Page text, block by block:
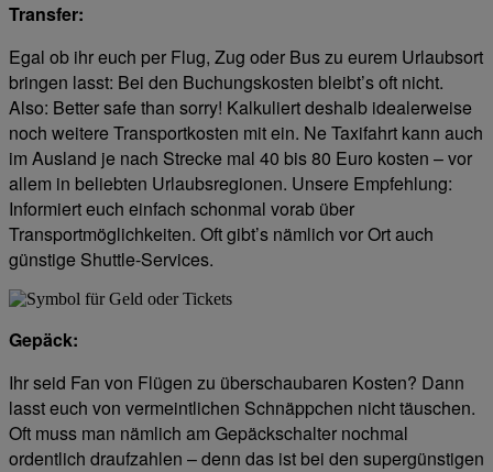
Transfer:
Egal ob ihr euch per Flug, Zug oder Bus zu eurem Urlaubsort
bringen lasst: Bei den Buchungskosten bleibt’s oft nicht.
Also: Better safe than sorry! Kalkuliert deshalb idealerweise
noch weitere Transportkosten mit ein. Ne Taxifahrt kann auch
im Ausland je nach Strecke mal 40 bis 80 Euro kosten – vor
allem in beliebten Urlaubsregionen. Unsere Empfehlung:
Informiert euch einfach schonmal vorab über
Transportmöglichkeiten. Oft gibt’s nämlich vor Ort auch
günstige Shuttle-Services.
Gepäck:
Ihr seid Fan von Flügen zu überschaubaren Kosten? Dann
lasst euch von vermeintlichen Schnäppchen nicht täuschen.
Oft muss man nämlich am Gepäckschalter nochmal
ordentlich draufzahlen – denn das ist bei den supergünstigen